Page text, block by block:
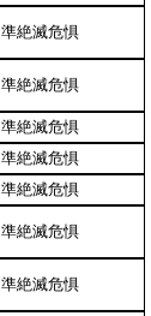
準絶滅危惧
準絶滅危惧
準絶滅危惧
準絶滅危惧
準絶滅危惧
準絶滅危惧
準絶滅危惧